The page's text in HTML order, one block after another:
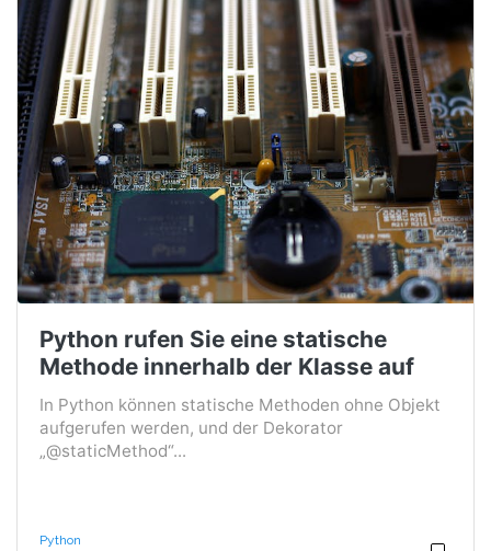
Python rufen Sie eine statische
Methode innerhalb der Klasse auf
In Python können statische Methoden ohne Objekt
aufgerufen werden, und der Dekorator
„@staticMethod“...
Python